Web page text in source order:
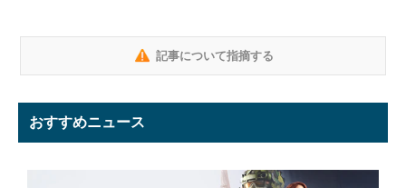
記事について指摘する
おすすめニュース